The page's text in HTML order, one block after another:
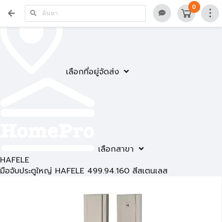
เลือกที่อยู่จัดส่ง
เลือกสาขา
0
HAFELE
มือจับประตูใหญ่ HAFELE 499.94.160 สีสเตนเลส